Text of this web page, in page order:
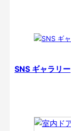
SNS ギャラリー